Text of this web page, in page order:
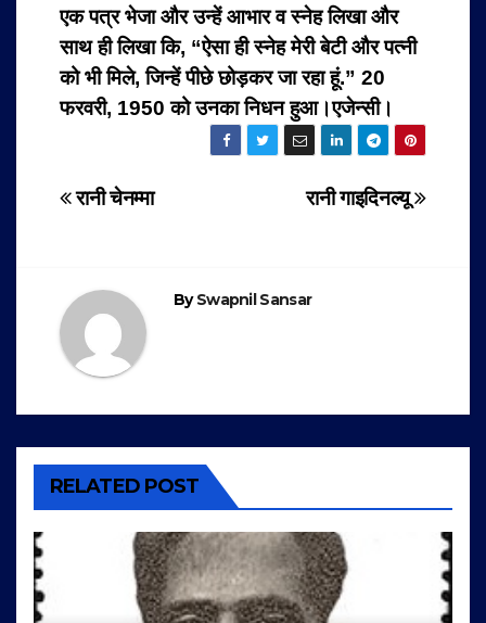
एक पत्र भेजा और उन्हें आभार व स्नेह लिखा और
साथ ही लिखा कि, “ऐसा ही स्नेह मेरी बेटी और पत्नी
को भी मिले, जिन्हें पीछे छोड़कर जा रहा हूं.” 20
फरवरी, 1950 को उनका निधन हुआ।एजेन्सी।
Post
रानी गाइदिनल्यू
रानी चेनम्मा
BySwapnil Sansar
RELATED POST